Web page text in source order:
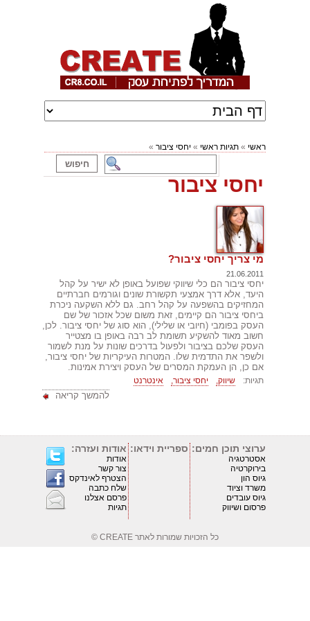
ראשי » תגיות ראשי » יחסי ציבור »
יחסי ציבור
מי צריך יחסי ציבור?
21.06.2011
יחסי ציבור הם כלי שיווקי שפועל באופן לא ישיר על קהל
היעד, אלא דרך אמצעי תקשורת שונים וגורמים חברתיים
המחזיקים בהשפעה על קהל רחב. גם ללא השקעה ניכרת
ביחסי ציבור הם קיימים, זאת משום שכל אזכור של שם
העסק בפומבי (חיובי או שלילי), הוא סוג של יחסי ציבור. לכן,
חשוב מאוד להשקיע תשומת לב רבה באופן בו מצטייר
העסק שלכם בציבור ולפעול בדרכים שונות על מנת לשמור
ולשפר את התדמית שלו. המטרות העיקריות של יחסי ציבור,
אם כן, הן העמקת המסרים של העסק ויצירת אמינות.
תגיות: שיווק, יחסי ציבור, אינטרנט
להמשך קריאה
ערוצי תוכן חמים:
אסטרטגיה
בירוקרטיה
גיוס הון
משרד וציוד
גיוס עובדים
פרסום ושיווק
ספריית וידאו: אודות ועזרה:
אודות
צור קשר
הצטרף לאינדקס
שלח כתבה
פרסם אצלנו
תגיות
כל הזכויות שמורות לאתר CREATE ©